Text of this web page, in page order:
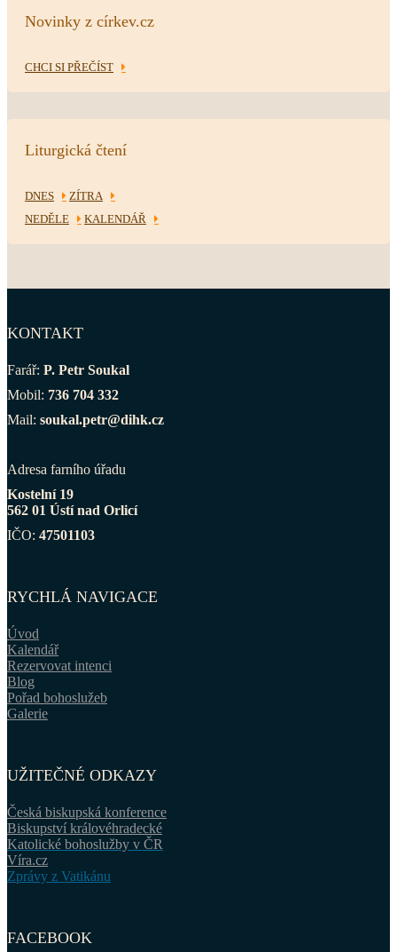
Novinky z církev.cz
CHCI SI PŘEČÍST
Liturgická čtení
DNES
ZÍTRA
NEDĚLE
KALENDÁŘ
KONTAKT
Farář: P. Petr Soukal
Mobil: 736 704 332
Mail: soukal.petr@dihk.cz
Adresa farního úřadu
Kostelní 19
562 01 Ústí nad Orlicí
IČO: 47501103
RYCHLÁ NAVIGACE
Úvod
Kalendář
Rezervovat intenci
Blog
Pořad bohoslužeb
Galerie
UŽITEČNÉ ODKAZY
Česká biskupská konference
Biskupství královéhradecké
Katolické bohoslužby v ČR
Víra.cz
Zprávy z Vatikánu
FACEBOOK